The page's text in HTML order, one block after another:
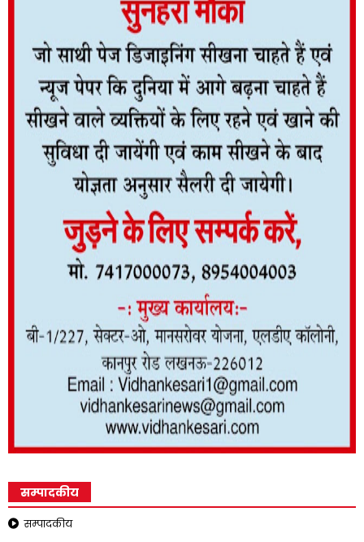
सम्पादकीय
सम्पादकीय